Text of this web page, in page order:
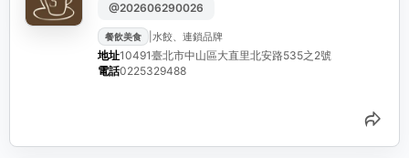
@202606290026
餐飲美食 水餃、連鎖品牌
地址10491臺北市中山區大直里北安路535之2號
電話0225329488
分